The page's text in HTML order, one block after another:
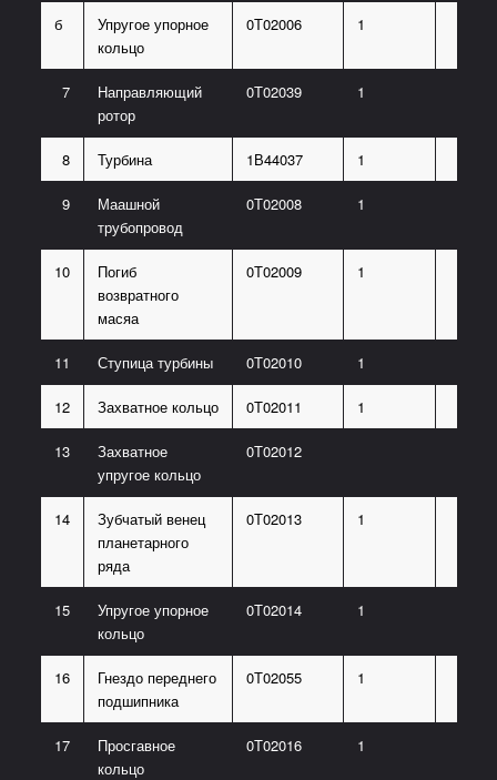
б
Упругое упорное
кольцо
0Т02006 1
7
Направляющий
ротор
0Т02039 1
8 Турбина 1В44037 1
9
Маашной
трубопровод
0Т02008 1
10
Погиб
возвратного
масяа
0Т02009 1
11 Ступица турбины 0Т02010 1
12 Захватное кольцо 0Т02011 1
13
Захватное
упругое кольцо
0Т02012
14
Зубчатый венец
планетарного
ряда
0Т02013 1
15
Упругое упорное
кольцо
0Т02014 1
16
Гнездо переднего
подшипника
0Т02055 1
17
Просгавное
кольцо
0Т02016 1